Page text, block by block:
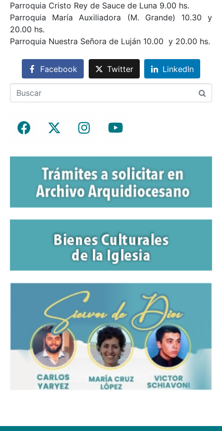
Parroquia Cristo Rey de Sauce de Luna 9.00 hs.
Parroquia María Auxiliadora (M. Grande) 10.30 y
20.00 hs.
Parroquia Nuestra Señora de Luján 10.00 y 20.00 hs.
Facebook Twitter LinkedIn